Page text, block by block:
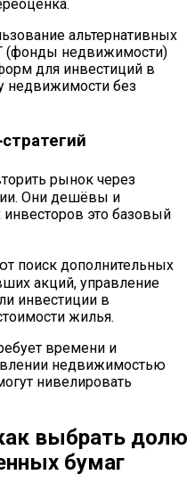
альтернативных
(фонды недвижимости)
для инвестиций в
недвижимости без
рынок через
Они дешёвы и
это базовый
поиск дополнительных
акций, управление
инвестиции в
жилья.
времени и
недвижимостью
нивелировать
выбрать долю
бумаг